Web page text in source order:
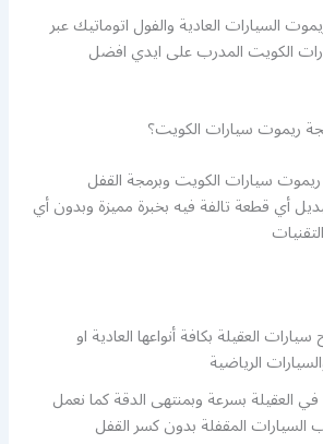
السيارات العادية والفول اتوماتيك عبر
الكويت المدرب على ايدي افضل
ريموت سيارات الكويت؟
سيارات الكويت وبرمجة القفل
أي قطعة تالفة فيه بخبرة مميزة وبدون أي
العقيلة بكافة أنواعها العادية او
الرياضية
بسرعة وبمنتهى الدقة كما نعمل
السيارات المقفلة بدون كسر القفل